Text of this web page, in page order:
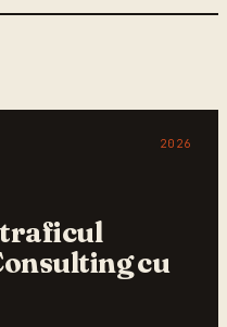
2026
traficul
cu